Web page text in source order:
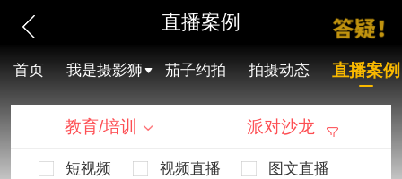
直播案例
首页 我是摄影狮 茄子约拍 拍摄动态 直播案例
教育/培训 派对沙龙
短视频 视频直播
图文直播